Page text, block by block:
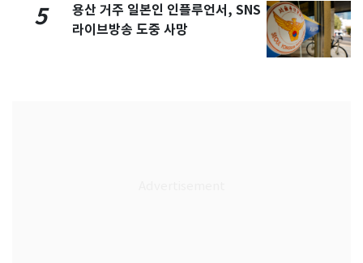
5
용산 거주 일본인 인플루언서, SNS
라이브방송 도중 사망